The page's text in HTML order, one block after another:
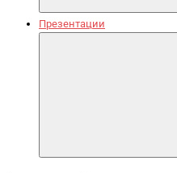
Презентации